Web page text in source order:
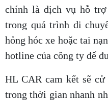
chính là dịch vụ hỗ trợ
trong quá trình di
hỏng hóc xe hoặc tai
hotline của công ty để
HL CAR cam kết sẽ
trong thời gian nhanh